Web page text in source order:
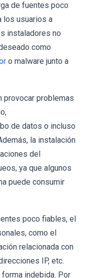
de fuentes poco
los usuarios a
instaladores no
como
o malware junto a
provocar problemas
de datos o incluso
la instalación
del
ya que algunos
puede consumir
poco fiables, el
como el
relacionada con
IP, etc.
indebida. Por